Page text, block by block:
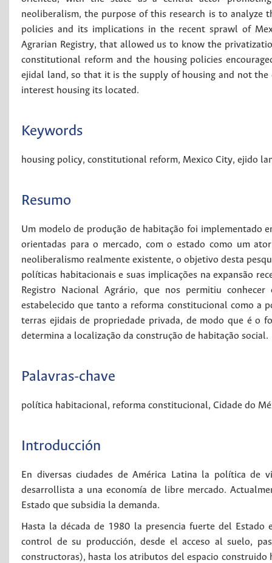
neoliberalism, the purpose of this research is to
policies and its implications in the recent sprawl of
Agrarian Registry, that allowed us to know the
constitutional reform and the housing policies
ejidal land, so that it is the supply of housing and not
interest housing its located.
Keywords
housing policy, constitutional reform, Mexico City, ejido
Resumo
Um modelo de produção de habitação foi implementado
orientadas para o mercado, com o estado como um
neoliberalismo realmente existente, o objetivo desta
políticas habitacionais e suas implicações na expansão
Registro Nacional Agrário, que nos permitiu
estabelecido que tanto a reforma constitucional como a
terras ejidais de propriedade privada, de modo que é o
determina a localização da construção de habitação social.
Palavras-chave
política habitacional, reforma constitucional, Cidade do
Introducción
En diversas ciudades de América Latina la política de
desarrollista a una economía de libre mercado.
Estado que subsidia la demanda.
Hasta la década de 1980 la presencia fuerte del
control de su producción, desde el acceso al suelo,
constructoras), hasta los atributos del espacio